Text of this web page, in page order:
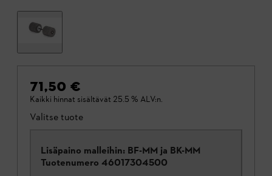
71,50 €
Kaikki hinnat sisältävät 25.5 % ALV:n.
Valitse tuote
Lisäpaino malleihin: BF-MM ja BK-MM
Tuotenumero 46017304500